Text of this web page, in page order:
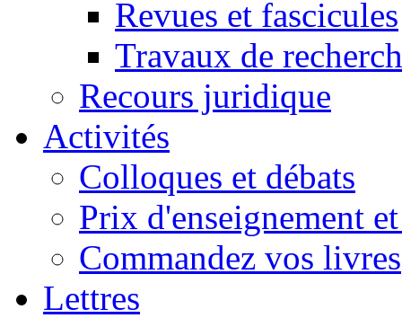
Revues et fascicules
Travaux de
Recours juridique
Activités
Colloques et débats
Prix d'enseignement
Commandez vos livres
Lettres